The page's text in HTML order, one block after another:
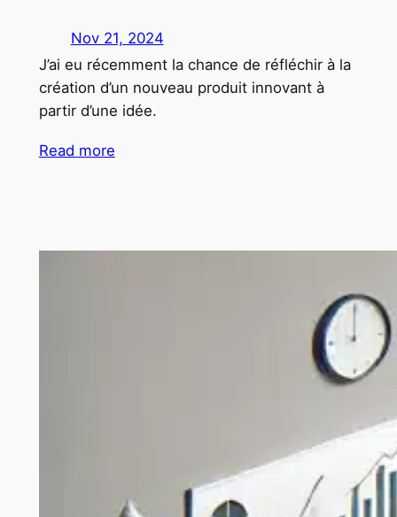
Nov 21, 2024
J’ai eu récemment la chance de réfléchir à la
création d’un nouveau produit innovant à
partir d’une idée.
Read more